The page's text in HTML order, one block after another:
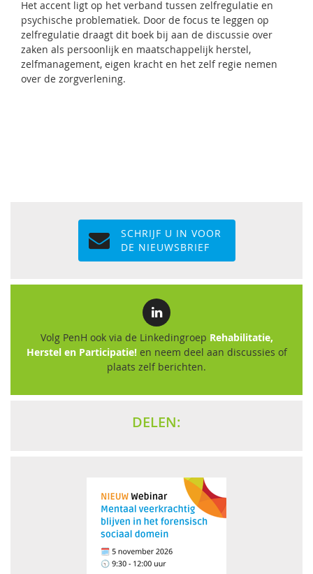
Het accent ligt op het verband tussen zelfregulatie en
psychische problematiek. Door de focus te leggen op
zelfregulatie draagt dit boek bij aan de discussie over
zaken als persoonlijk en maatschappelijk herstel,
zelfmanagement, eigen kracht en het zelf regie nemen
over de zorgverlening.
SCHRIJF U IN VOOR
DE NIEUWSBRIEF
Volg PenH ook via de Linkedingroep Rehabilitatie,
Herstel en Participatie!en neem deel aan discussies of
plaats zelf berichten.
DELEN: